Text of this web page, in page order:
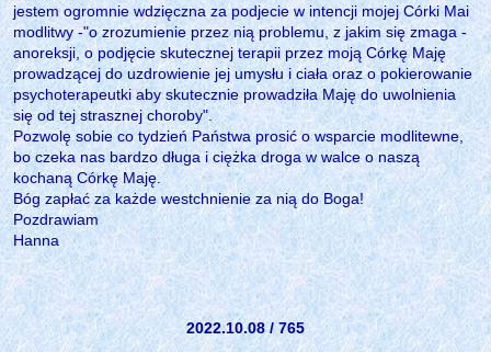
jestem ogromnie wdzięczna za podjecie w intencji mojej Córki Mai
modlitwy -"o zrozumienie przez nią problemu, z jakim się zmaga -
anoreksji, o podjęcie skutecznej terapii przez moją Córkę Maję
prowadzącej do uzdrowienie jej umysłu i ciała oraz o pokierowanie
psychoterapeutki aby skutecznie prowadziła Maję do uwolnienia
się od tej strasznej choroby".
Pozwolę sobie co tydzień Państwa prosić o wsparcie modlitewne,
bo czeka nas bardzo długa i ciężka droga w walce o naszą
kochaną Córkę Maję.
Bóg zapłać za każde westchnienie za nią do Boga!
Pozdrawiam
Hanna
2022.10.08 / 765